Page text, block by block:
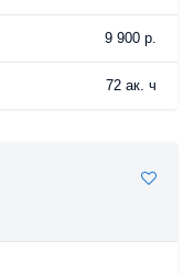
9 900 р.
72 ак. ч